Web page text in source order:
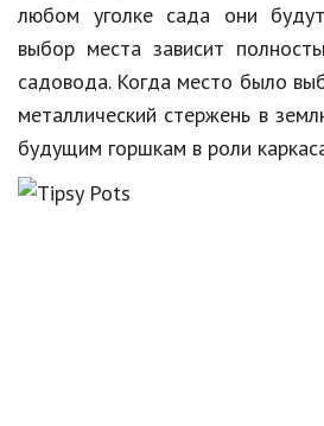
Хобби и развлечения
Финансы
Юриспруденция
Природа
любом уголке сада они
выбор места зависит
садовода. Когда место было
металлический стержень в
будущим горшкам в роли